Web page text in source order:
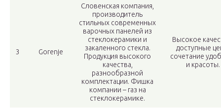
3 Gorenje
Словенская компания,
производитель
стильных современных
варочных панелей из
стеклокерамики и
закаленного стекла.
Продукция высокого
качества,
разнообразной
комплектации. Фишка
компании – газ на
стеклокерамике.
Высокое
доступные
сочетание
и красоты.